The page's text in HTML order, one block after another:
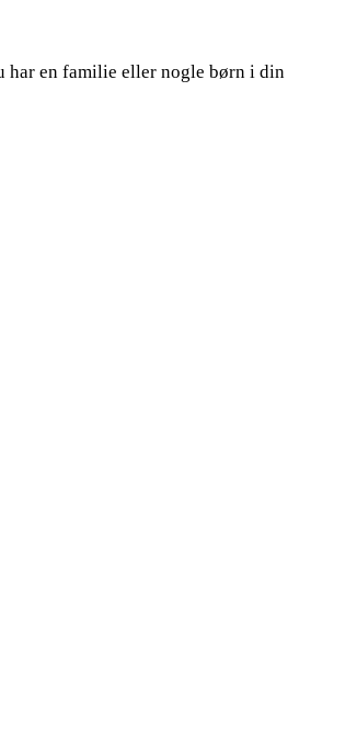
har en familie eller nogle børn i din